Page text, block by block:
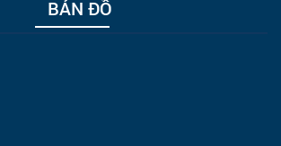
BẢN ĐỒ